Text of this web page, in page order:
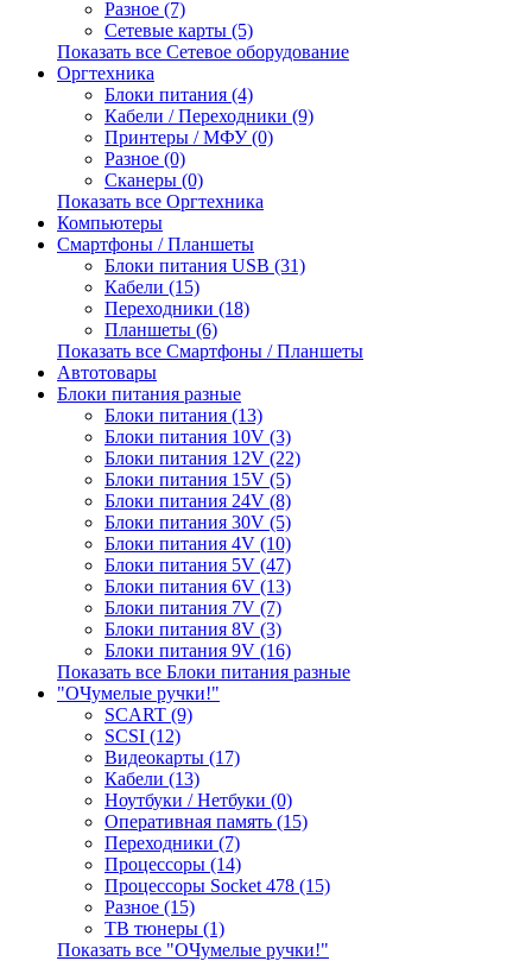
Разное (7)
Сетевые карты (5)
Показать все Сетевое оборудование
Оргтехника
Блоки питания (4)
Кабели / Переходники (9)
Принтеры / МФУ (0)
Разное (0)
Сканеры (0)
Показать все Оргтехника
Компьютеры
Смартфоны / Планшеты
Блоки питания USB (31)
Кабели (15)
Переходники (18)
Планшеты (6)
Показать все Смартфоны / Планшеты
Автотовары
Блоки питания разные
Блоки питания (13)
Блоки питания 10V (3)
Блоки питания 12V (22)
Блоки питания 15V (5)
Блоки питания 24V (8)
Блоки питания 30V (5)
Блоки питания 4V (10)
Блоки питания 5V (47)
Блоки питания 6V (13)
Блоки питания 7V (7)
Блоки питания 8V (3)
Блоки питания 9V (16)
Показать все Блоки питания разные
"ОЧумелые ручки!"
SCART (9)
SCSI (12)
Видеокарты (17)
Кабели (13)
Ноутбуки / Нетбуки (0)
Оперативная память (15)
Переходники (7)
Процессоры (14)
Процессоры Socket 478 (15)
Разное (15)
ТВ тюнеры (1)
Показать все "ОЧумелые ручки!"